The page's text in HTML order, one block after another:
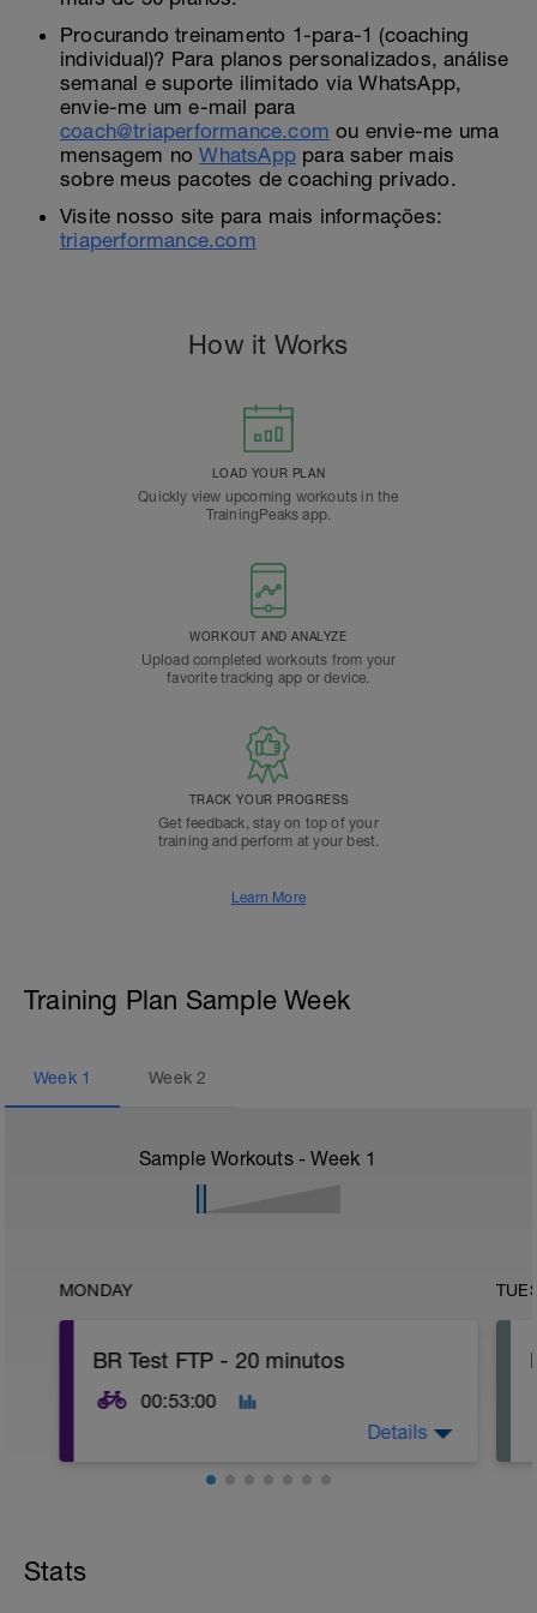
Procurando treinamento 1-para-1 (coaching
individual)? Para planos personalizados, análise
semanal e suporte ilimitado via WhatsApp,
envie-me um e-mail para
coach@triaperformance.com ou envie-me uma
mensagem noWhatsApp para saber mais
sobre meus pacotes de coaching privado.
Visite nosso site para mais informações:
triaperformance.com
How it Works
LOAD YOUR PLAN
Quickly view upcoming workouts in the
TrainingPeaks app.
WORKOUT AND ANALYZE
Upload completed workouts from your
favorite tracking app or device.
TRACK YOUR PROGRESS
Get feedback, stay on top of your
training and perform at your best.
Learn More
Training Plan Sample Week
Week 1 Week2
Sample Workouts - Week 1
MONDAY
BR Test FTP - 20 minutos
00:53:00
Details
Stats